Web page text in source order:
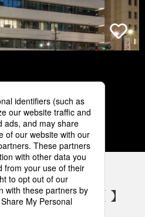
4 5
設備 SNSアカウント